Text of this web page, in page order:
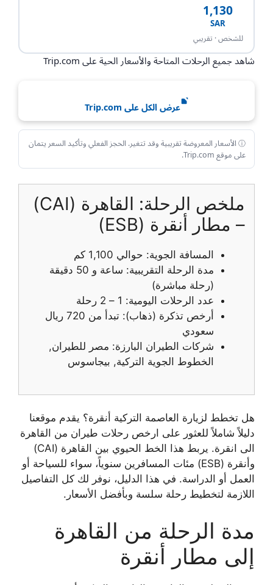
1,130
SAR
للشخص · تقريبي
شاهد جميع الرحلات المتاحة والأسعار الحية على Trip.com
عرض الكل على Trip.com
ⓘ الأسعار المعروضة تقريبية وقد تتغير. الحجز الفعلي وتأكيد السعر يتمان
على موقع Trip.com.
ملخص الرحلة: القاهرة (CAI)
– مطار أنقرة (ESB)
المسافة الجوية: حوالي 1,100 كم
مدة الرحلة التقريبية: ساعة و 50 دقيقة
(رحلة مباشرة)
عدد الرحلات اليومية: 1 – 2 رحلة
أرخص تذكرة (ذهاب): تبدأ من 720 ريال
سعودي
شركات الطيران البارزة: مصر للطيران,
الخطوط الجوية التركية, بيجاسوس
هل تخطط لزيارة العاصمة التركية أنقرة؟ يقدم موقعنا
دليلاً شاملاً للعثور على ارخص رحلات طيران من القاهرة
الى انقرة. يربط هذا الخط الحيوي بين القاهرة (CAI)
وأنقرة (ESB) مئات المسافرين سنوياً، سواء للسياحة أو
العمل أو الدراسة. في هذا الدليل، نوفر لك كل التفاصيل
اللازمة لتخطيط رحلة سلسة وبأفضل الأسعار.
مدة الرحلة من القاهرة
إلى مطار أنقرة